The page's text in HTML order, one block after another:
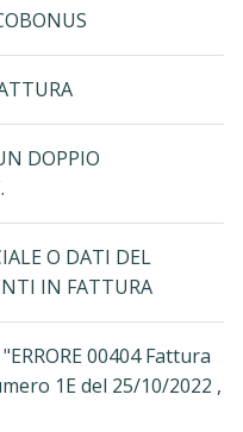
DOPPIO
O DATI DEL
IN FATTURA
00404 Fattura
1E del 25/10/2022 ,